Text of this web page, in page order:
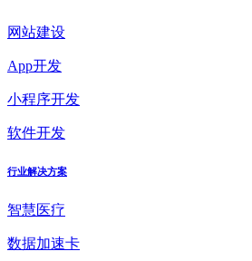
网站建设
App开发
小程序开发
软件开发
行业解决方案
智慧医疗
数据加速卡